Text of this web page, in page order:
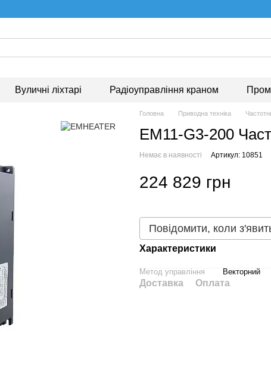
Вуличні ліхтарі Радіоуправління краном
Головна Приводна техніка
EM11-G3-200
Немає в наявності Артикул: 10851
224 829 грн
Повідомити, коли
Характеристики
Метод управління Векторний
Доставка Оплата